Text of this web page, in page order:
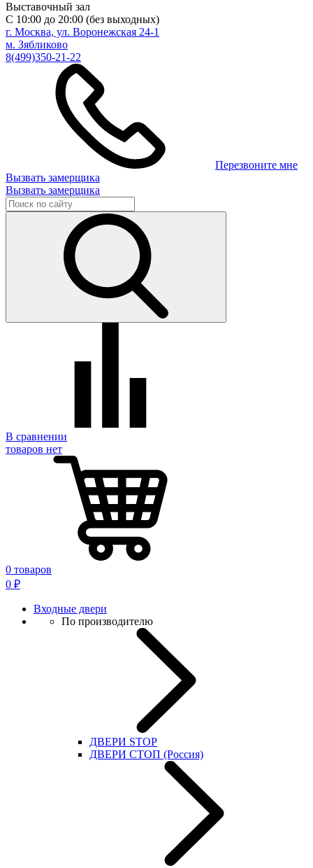
Выставочный зал
С 10:00 до 20:00 (без выходных)
г. Москва, ул. Воронежская 24-1
м. Зябликово
8(499)350-21-22
Перезвоните мне
Вызвать замерщика
Вызвать замерщика
В сравнении
товаров нет
0 товаров
0 ₽
Входные двери
По производителю
ДВЕРИ STOP
ДВЕРИ СТОП (Россия)